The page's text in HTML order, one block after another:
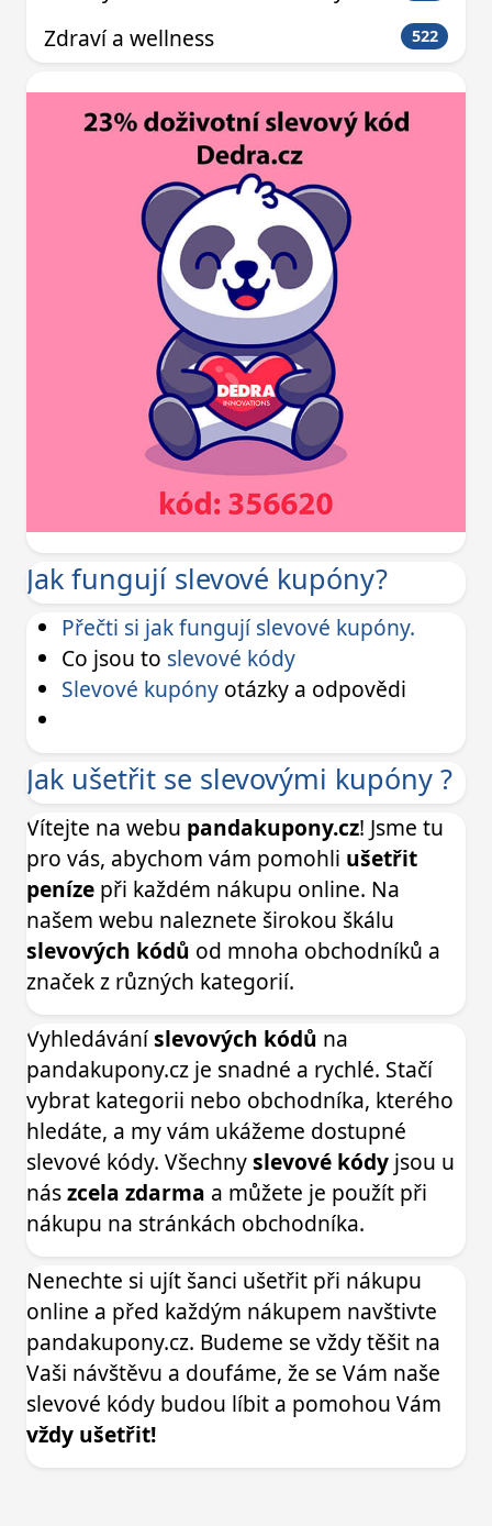
Zdraví a wellness
522
Jak fungují slevové kupóny?
Přečti si jak fungují slevové kupóny.
Co jsou to slevové kódy
Slevové kupóny otázky a odpovědi
Jak ušetřit se slevovými kupóny ?
Vítejte na webu pandakupony.cz! Jsme tu
pro vás, abychom vám pomohli ušetřit
peníze při každém nákupu online. Na
našem webu naleznete širokou škálu
slevových kódů od mnoha obchodníků a
značek z různých kategorií.
Vyhledáváníslevových kódů na
pandakupony.cz je snadné a rychlé. Stačí
vybrat kategorii nebo obchodníka, kterého
hledáte, a my vám ukážeme dostupné
slevové kódy. Všechnyslevové kódy jsou u
nászcela zdarma a můžete je použít při
nákupu na stránkách obchodníka.
Nenechte si ujít šanci ušetřit při nákupu
online a před každým nákupem navštivte
pandakupony.cz. Budeme se vždy těšit na
Vaši návštěvu a doufáme, že se Vám naše
slevové kódy budou líbit a pomohou Vám
vždy ušetřit!